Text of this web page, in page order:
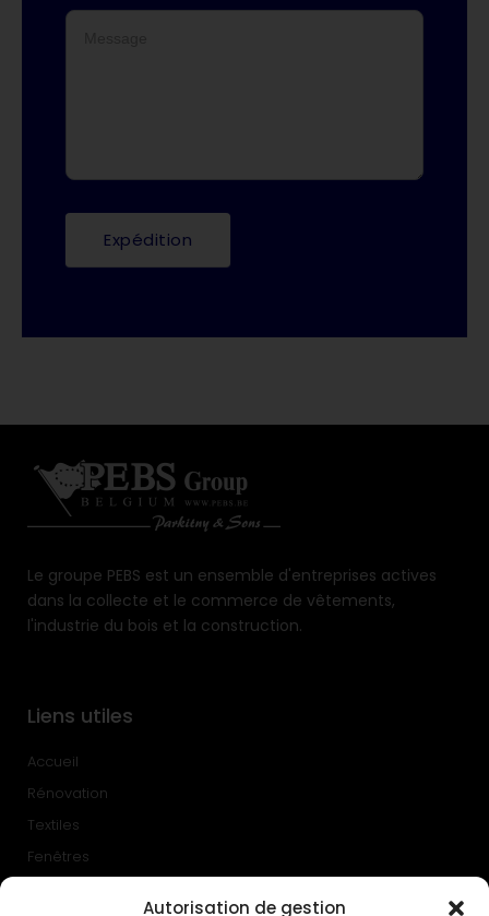
Autorisation de gestion
Expédition
Le groupe PEBS est un ensemble d'entreprises actives
dans la collecte et le commerce de vêtements,
l'industrie du bois et la construction.
Liens utiles
Accueil
Rénovation
Textiles
Fenêtres